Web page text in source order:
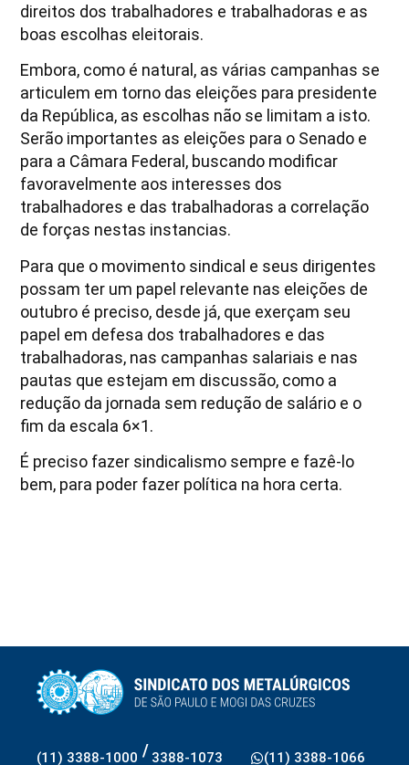
direitos dos trabalhadores e trabalhadoras e as
boas escolhas eleitorais.
Embora, como é natural, as várias campanhas se
articulem em torno das eleições para presidente
da República, as escolhas não se limitam a isto.
Serão importantes as eleições para o Senado e
para a Câmara Federal, buscando modificar
favoravelmente aos interesses dos
trabalhadores e das trabalhadoras a correlação
de forças nestas instancias.
Para que o movimento sindical e seus dirigentes
possam ter um papel relevante nas eleições de
outubro é preciso, desde já, que exerçam seu
papel em defesa dos trabalhadores e das
trabalhadoras, nas campanhas salariais e nas
pautas que estejam em discussão, como a
redução da jornada sem redução de salário e o
fim da escala 6×1.
É preciso fazer sindicalismo sempre e fazê-lo
bem, para poder fazer política na hora certa.
(11) 3388-1000 / 3388-1073 (11) 3388-1066